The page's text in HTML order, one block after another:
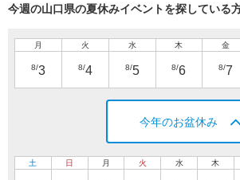
今週の山口県の夏休みイベントを探している
月
8/3
火
8/4
水
8/5
木
8/6
金
8/7
今年のお盆休み
土 日 月 火 水 木